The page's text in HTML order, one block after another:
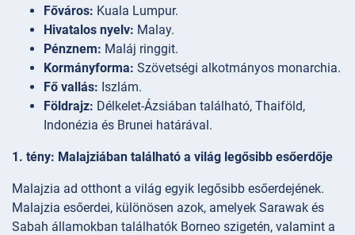
Főváros: Kuala Lumpur.
Hivatalos nyelv: Malay.
Pénznem: Maláj ringgit.
Kormányforma: Szövetségi alkotmányos monarchia.
Fő vallás: Iszlám.
Földrajz: Délkelet-Ázsiában található, Thaiföld,
Indonézia és Brunei határával.
1. tény: Malajziában található a világ legősibb esőerdője
Malajzia ad otthont a világ egyik legősibb esőerdejének.
Malajzia esőerdei, különösen azok, amelyek Sarawak és
Sabah államokban találhatók Borneo szigetén, valamint a